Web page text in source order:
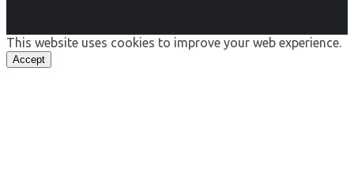
This website uses cookies to improve your web experience.
Accept